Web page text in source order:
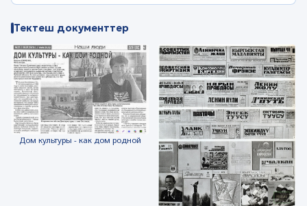
Тектеш документтер
Дом культуры - как дом родной